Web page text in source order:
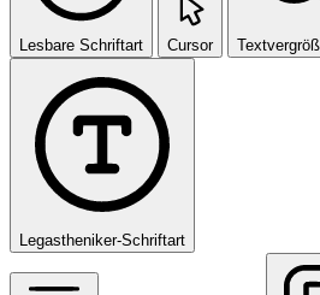
Lesbare Schriftart Cursor
Legastheniker-Schriftart